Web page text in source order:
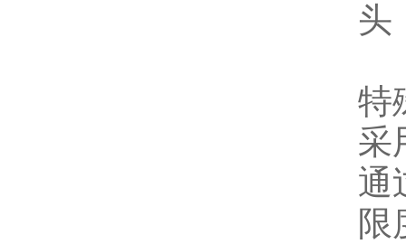
头
特
采
通
限